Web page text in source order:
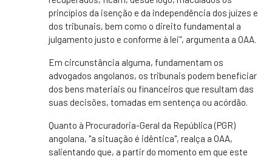
princípios da isenção e da independência dos juízes e
dos tribunais, bem como o direito fundamental a
julgamento justo e conforme à lei", argumenta a OAA.
Em circunstância alguma, fundamentam os
advogados angolanos, os tribunais podem beneficiar
dos bens materiais ou financeiros que resultam das
suas decisões, tomadas em sentença ou acórdão.
Quanto à Procuradoria-Geral da República (PGR)
angolana, "a situação é idêntica", realça a OAA,
salientando que, a partir do momento em que este